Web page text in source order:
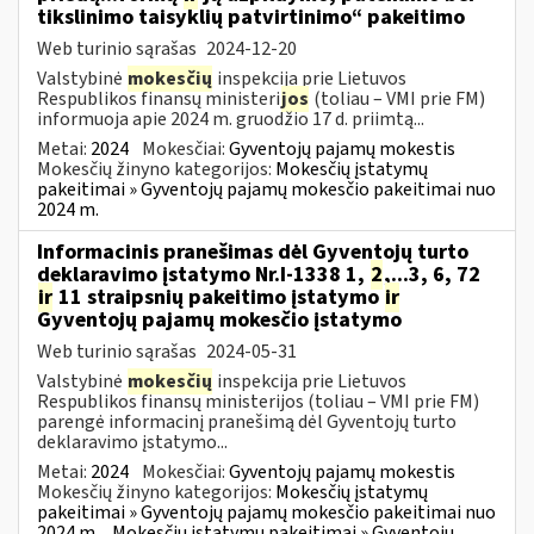
tikslinimo taisyklių patvirtinimo“ pakeitimo
Web turinio sąrašas 2024-12-20
Valstybinė mokesčių inspekcija prie Lietuvos
Respublikos finansų ministerijos (toliau – VMI prie FM)
informuoja apie 2024 m. gruodžio 17 d. priimtą...
Metai: 2024 Mokesčiai:Gyventojų pajamų mokestis
Mokesčių žinyno kategorijos: Mokesčių įstatymų
pakeitimai » Gyventojų pajamų mokesčio pakeitimai nuo
2024 m.
Informacinis pranešimas dėl Gyventojų turto
deklaravimo įstatymo Nr.I-1338 1, 2,...3, 6, 72
ir 11 straipsnių pakeitimo įstatymoir
Gyventojų pajamų mokesčio įstatymo
Web turinio sąrašas 2024-05-31
Valstybinė mokesčių inspekcija prie Lietuvos
Respublikos finansų ministerijos (toliau – VMI prie FM)
parengė informacinį pranešimą dėl Gyventojų turto
deklaravimo įstatymo...
Metai: 2024 Mokesčiai:Gyventojų pajamų mokestis
Mokesčių žinyno kategorijos: Mokesčių įstatymų
pakeitimai » Gyventojų pajamų mokesčio pakeitimai nuo